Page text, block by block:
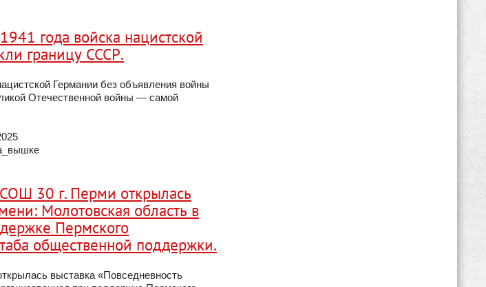
года войска нацистской
границу СССР.
Германии без объявления войны
Отечественной войны — самой
30 г. Перми открылась
Молотовская область в
Пермского
общественной поддержки.
выставка «Повседневность